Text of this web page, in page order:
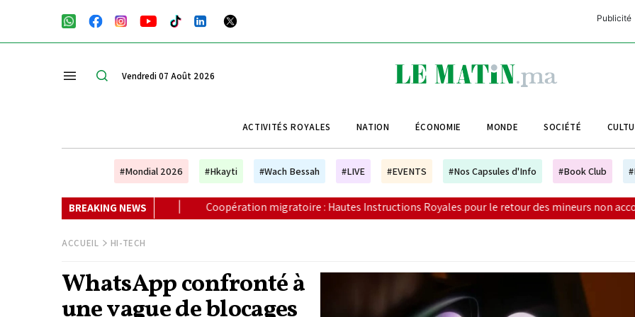
Publicité
Vendredi 07 Août 2026
ACTIVITÉS ROYALES NATION ÉCONOMIE MONDE SOCIÉTÉ
#Mondial 2026 #Hkayti #Wach Bessah #LIVE #EVENTS #Nos Capsules d'Info #Book Club
BREAKING NEWS
Coopération migratoire : Hautes Instructions Royales pour le retour des mineurs non accompagnés | Frais
ACCUEIL HI-TECH
WhatsApp confronté à
une vague de blocages